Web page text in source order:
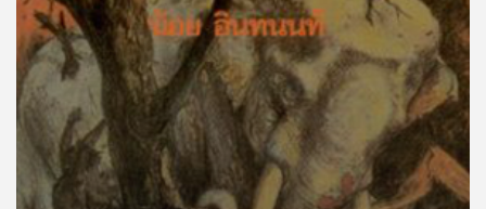
เพลง
บทความ